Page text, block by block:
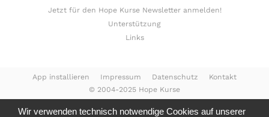
Jetzt für den Hope Kurse Newsletter anmelden!
Unterstützung
Links
© 2004-2025 Hope Kurse
App installieren Impressum Datenschutz Kontakt
Wir verwenden technisch notwendige Cookies auf unserer